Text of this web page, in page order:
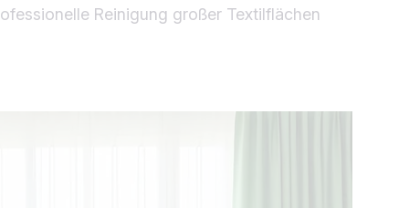
Reinigung großer Textilflächen